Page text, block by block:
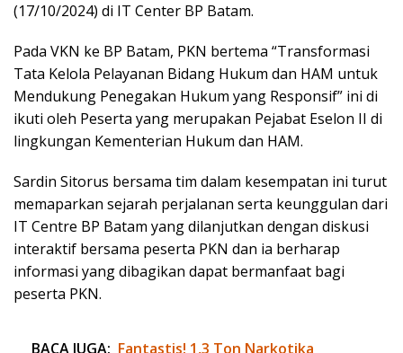
(17/10/2024) di IT Center BP Batam.
Pada VKN ke BP Batam, PKN bertema “Transformasi
Tata Kelola Pelayanan Bidang Hukum dan HAM untuk
Mendukung Penegakan Hukum yang Responsif” ini di
ikuti oleh Peserta yang merupakan Pejabat Eselon II di
lingkungan Kementerian Hukum dan HAM.
Sardin Sitorus bersama tim dalam kesempatan ini turut
memaparkan sejarah perjalanan serta keunggulan dari
IT Centre BP Batam yang dilanjutkan dengan diskusi
interaktif bersama peserta PKN dan ia berharap
informasi yang dibagikan dapat bermanfaat bagi
peserta PKN.
BACA JUGA: Fantastis! 1,3 Ton Narkotika